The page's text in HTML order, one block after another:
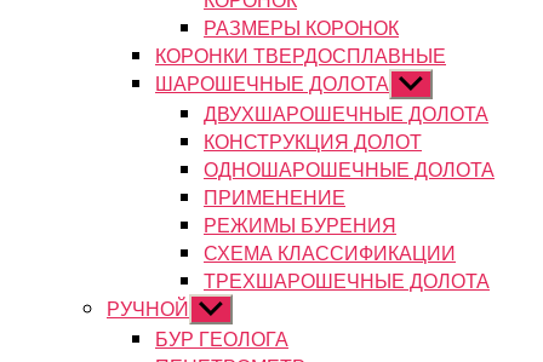
РАЗМЕРЫ КОРОНОК
КОРОНКИ ТВЕРДОСПЛАВНЫЕ
ШАРОШЕЧНЫЕ ДОЛОТА Показывать
подменю
ДВУХШАРОШЕЧНЫЕ ДОЛОТА
КОНСТРУКЦИЯ ДОЛОТ
ОДНОШАРОШЕЧНЫЕ ДОЛОТА
ПРИМЕНЕНИЕ
РЕЖИМЫ БУРЕНИЯ
СХЕМА КЛАССИФИКАЦИИ
ТРЕХШАРОШЕЧНЫЕ ДОЛОТА
РУЧНОЙ Показывать
подменю
БУР ГЕОЛОГА